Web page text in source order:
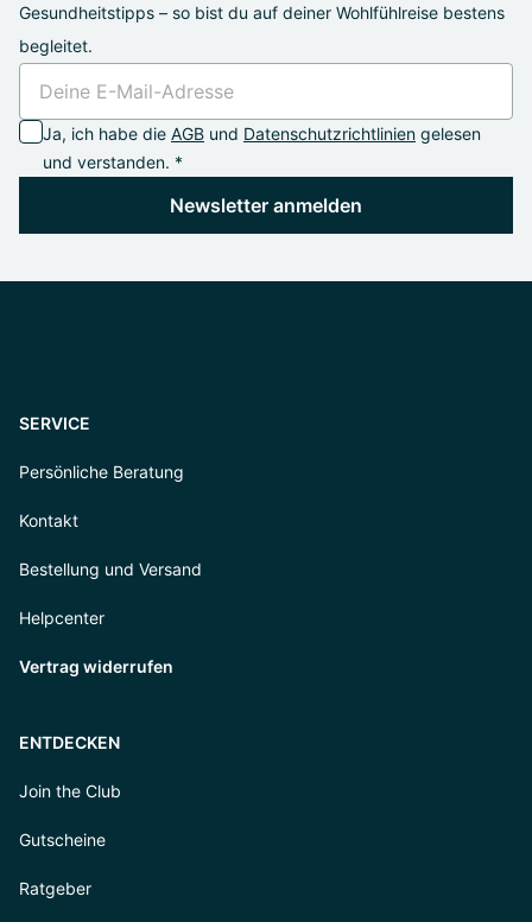
Gesundheitstipps – so bist du auf deiner Wohlfühlreise bestens
begleitet.
Ja, ich habe die AGB und Datenschutzrichtlinien gelesen
und verstanden. *
Newsletter anmelden
SERVICE
Persönliche Beratung
Kontakt
Bestellung und Versand
Helpcenter
Vertrag widerrufen
ENTDECKEN
Join the Club
Gutscheine
Ratgeber